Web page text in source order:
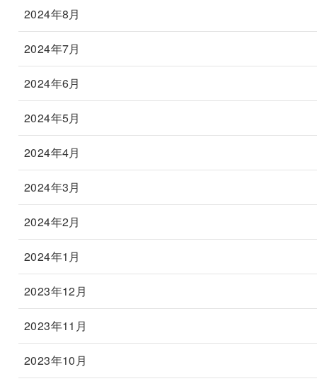
2024年8月
2024年7月
2024年6月
2024年5月
2024年4月
2024年3月
2024年2月
2024年1月
2023年12月
2023年11月
2023年10月